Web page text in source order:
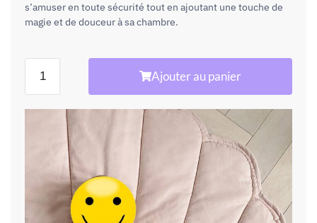
s’amuser en toute sécurité tout en ajoutant une touche de
magie et de douceur à sa chambre.
Ajouter au panier